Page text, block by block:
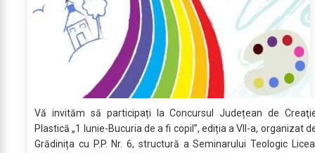
Vă invităm să participați la Concursul Județean de
Plastică „1 Iunie-Bucuria de a fi copil”, ediția a VII-a, organizat
Grădinița cu P.P. Nr. 6, structură a Seminarului Teologic